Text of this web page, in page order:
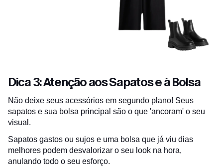
Dica 3: Atenção aos Sapatos e à Bolsa
Não deixe seus acessórios em segundo plano! Seus
sapatos e sua bolsa principal são o que 'ancoram' o seu
visual.
Sapatos gastos ou sujos e uma bolsa que já viu dias
melhores podem desvalorizar o seu look na hora,
anulando todo o seu esforço.